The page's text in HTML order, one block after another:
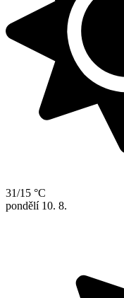
31/15 °C
pondělí 10. 8.